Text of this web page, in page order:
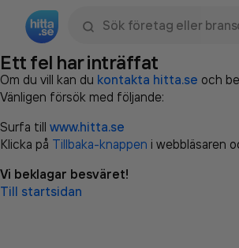
Ett fel har inträffat
Om du vill kan du kontakta hitta.se och
Vänligen försök med följande:
Surfa till www.hitta.se
Klicka på Tillbaka-knappen i webbläsaren
Vi beklagar besväret!
Till startsidan